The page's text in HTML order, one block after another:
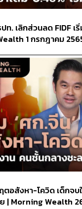
. เลิกส่วนลด FIDF เ
1 กรกฎาคม
ตอสังหา-โควิด เด็กจ
| Morning Wealth